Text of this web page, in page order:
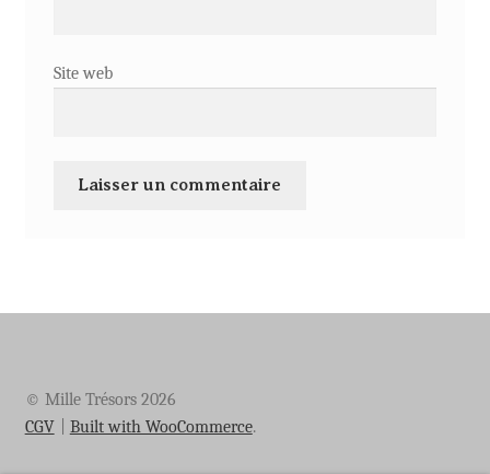
Site web
© Mille Trésors 2026
CGV
Built with WooCommerce.